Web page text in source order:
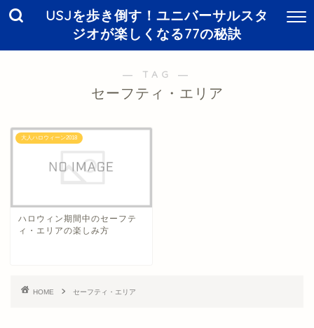
USJを歩き倒す！ユニバーサルスタ
ジオが楽しくなる77の秘訣
― TAG ―
セーフティ・エリア
大人ハロウィーン2018
ハロウィン期間中のセーフテ
ィ・エリアの楽しみ方
HOME セーフティ・エリア